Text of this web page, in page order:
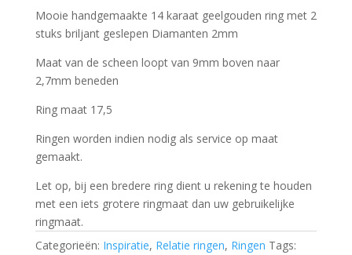
Mooie handgemaakte 14 karaat geelgouden ring met 2
stuks briljant geslepen Diamanten 2mm
Maat van de scheen loopt van 9mm boven naar
2,7mm beneden
Ring maat 17,5
Ringen worden indien nodig als service op maat
gemaakt.
Let op, bij een bredere ring dient u rekening te houden
met een iets grotere ringmaat dan uw gebruikelijke
ringmaat.
Categorieën: Inspiratie, Relatie ringen, Ringen Tags: